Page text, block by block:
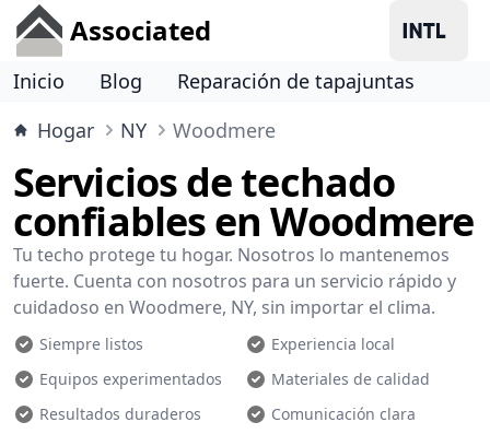
Associated
Inicio Blog
Reparación de tapajuntas
Hogar
NY Woodmere
Servicios de techado
confiables en Woodmere
Tu techo protege tu hogar. Nosotros lo mantenemos
fuerte. Cuenta con nosotros para un servicio rápido y
cuidadoso en Woodmere, NY, sin importar el clima.
Siempre listos
Experiencia local
Equipos experimentados
Materiales de calidad
Resultados duraderos
Comunicación clara